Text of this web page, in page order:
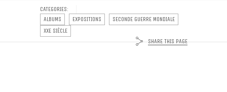
CATEGORIES:
ALBUMS
EXPOSITIONS
SECONDE GUERRE MONDIALE
XXE SIÈCLE
SHARE THIS PAGE